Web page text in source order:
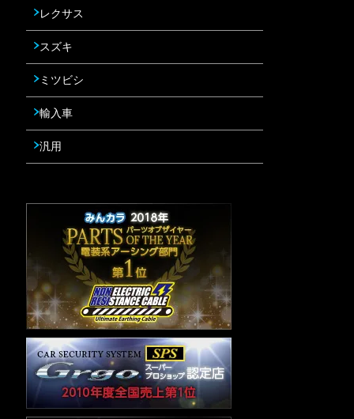
レクサス
スズキ
ミツビシ
輸入車
汎用